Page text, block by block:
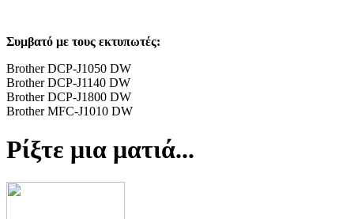
Συμβατό με τους εκτυπωτές:
Brother DCP-J1050 DW
Brother DCP-J1140 DW
Brother DCP-J1800 DW
Brother MFC-J1010 DW
Ρίξτε μια ματιά...